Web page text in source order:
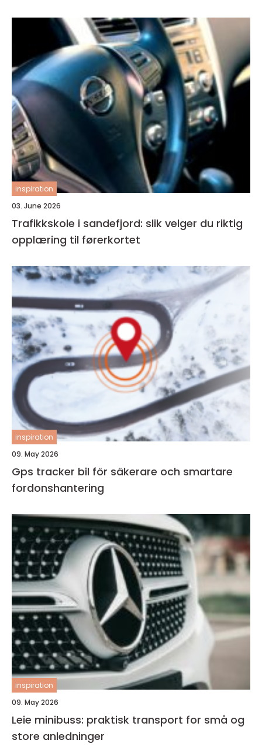
inspiration
03. June 2026
Trafikkskole i sandefjord: slik velger du riktig
opplæring til førerkortet
inspiration
09. May 2026
Gps tracker bil för säkerare och smartare
fordonshantering
inspiration
09. May 2026
Leie minibuss: praktisk transport for små og
store anledninger